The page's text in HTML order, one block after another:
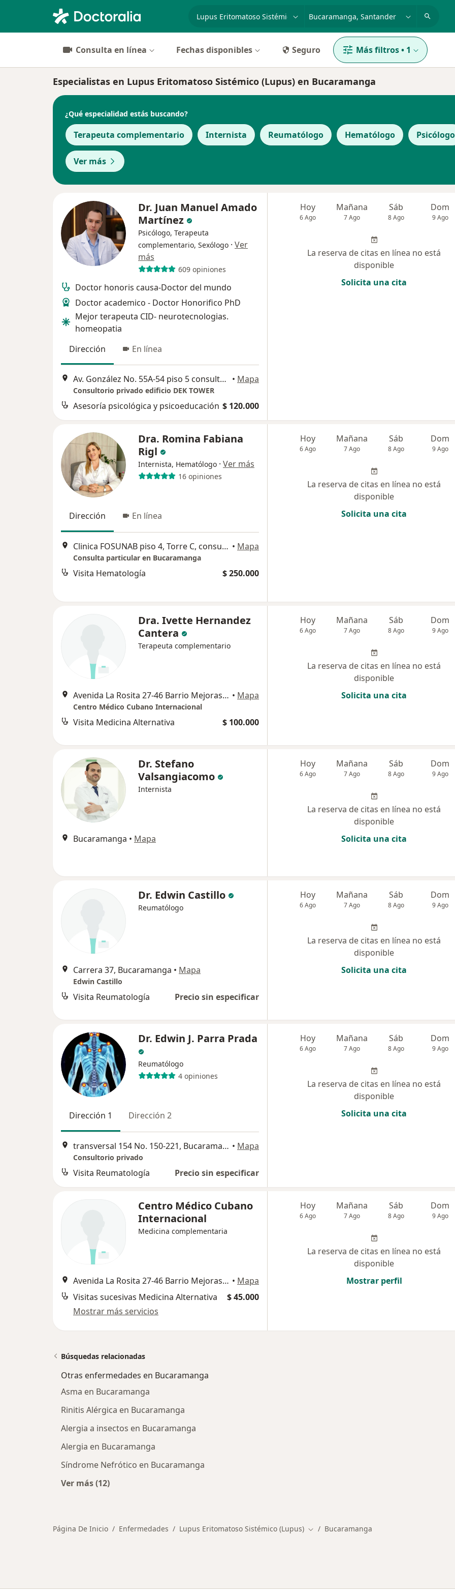
especialidad, enfermedad o nombre
Consulta en línea Fechas disponibles Seguro Más filtros• 1
Especialistas en Lupus Eritomatoso Sistémico (Lupus) en Bucaramanga
¿Qué especialidad estás buscando?
Terapeuta complementario Internista Reumatólogo Hematólogo Psicólogo
Ver más
Dr. Juan Manuel Amado
Martínez
Psicólogo, Terapeuta
complementario, Sexólogo · Ver
más
609 opiniones
Doctor honoris causa-Doctor del mundo
Doctor academico - Doctor Honorifico PhD
Mejor terapeuta CID- neurotecnologias.
homeopatia
Dirección
En línea
Av. González No. 55A-54 piso 5 consultorio 502, Bucaramanga • Mapa
Consultorio privado edificio DEK TOWER
Asesoría psicológica y psicoeducación $ 120.000
Hoy
6 Ago
Mañana
7 Ago
Sáb
8 Ago
Dom
9 Ago
La reserva de citas en línea no está
disponible
Solicita una cita
Dra. Romina Fabiana
Rigl
Internista, Hematólogo · Ver más
16 opiniones
Dirección En línea
Clinica FOSUNAB piso 4, Torre C, consultorio 410 - CIED, Bucaramanga • Mapa
Consulta particular en Bucaramanga
Visita Hematología $ 250.000
Hoy
6 Ago
Mañana
7 Ago
Sáb
8 Ago
Dom
9 Ago
La reserva de citas en línea no está
disponible
Solicita una cita
Dra. Ivette Hernandez
Cantera
Terapeuta complementario
Avenida La Rosita 27-46 Barrio Mejoras Públicas Bucaramanga Santander, Bucaramanga • Mapa
Centro Médico Cubano Internacional
Visita Medicina Alternativa $ 100.000
Hoy
6 Ago
Mañana
7 Ago
Sáb
8 Ago
Dom
9 Ago
La reserva de citas en línea no está
disponible
Solicita una cita
Dr. Stefano
Valsangiacomo
Internista
Bucaramanga • Mapa
Hoy
6 Ago
Mañana
7 Ago
Sáb
8 Ago
Dom
9 Ago
La reserva de citas en línea no está
disponible
Solicita una cita
Dr. Edwin Castillo
Reumatólogo
Carrera 37, Bucaramanga • Mapa
Edwin Castillo
Visita Reumatología Precio sin especificar
Hoy
6 Ago
Mañana
7 Ago
Sáb
8 Ago
Dom
9 Ago
La reserva de citas en línea no está
disponible
Solicita una cita
Dr. Edwin J. Parra Prada
Reumatólogo
4 opiniones
Dirección 1 Dirección 2
transversal 154 No. 150-221, Bucaramanga • Mapa
Consultorio privado
Visita Reumatología Precio sin especificar
Hoy
6 Ago
Mañana
7 Ago
Sáb
8 Ago
Dom
9 Ago
La reserva de citas en línea no está
disponible
Solicita una cita
Centro Médico Cubano
Internacional
Medicina complementaria
Avenida La Rosita 27-46 Barrio Mejoras Públicas Bucaramanga Santander, Bucaramanga • Mapa
Visitas sucesivas Medicina Alternativa
$ 45.000
Mostrar más servicios
Hoy
6 Ago
Mañana
7 Ago
Sáb
8 Ago
Dom
9 Ago
La reserva de citas en línea no está
disponible
Mostrar perfil
Búsquedas relacionadas
Otras enfermedades en Bucaramanga
Asma en Bucaramanga
Rinitis Alérgica en Bucaramanga
Alergia a insectos en Bucaramanga
Alergia en Bucaramanga
Síndrome Nefrótico en Bucaramanga
Ver más (12)
Página De Inicio Enfermedades Lupus Eritomatoso Sistémico (Lupus) Cambiar de ciudad
Bucaramanga